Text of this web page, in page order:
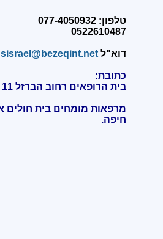
טלפון: 077-4050932
0522610487
דוא"לsisrael@bezeqint.net
כתובת:
בית הרופאים רחוב הברזל 11 תל אביב.
חיפה.